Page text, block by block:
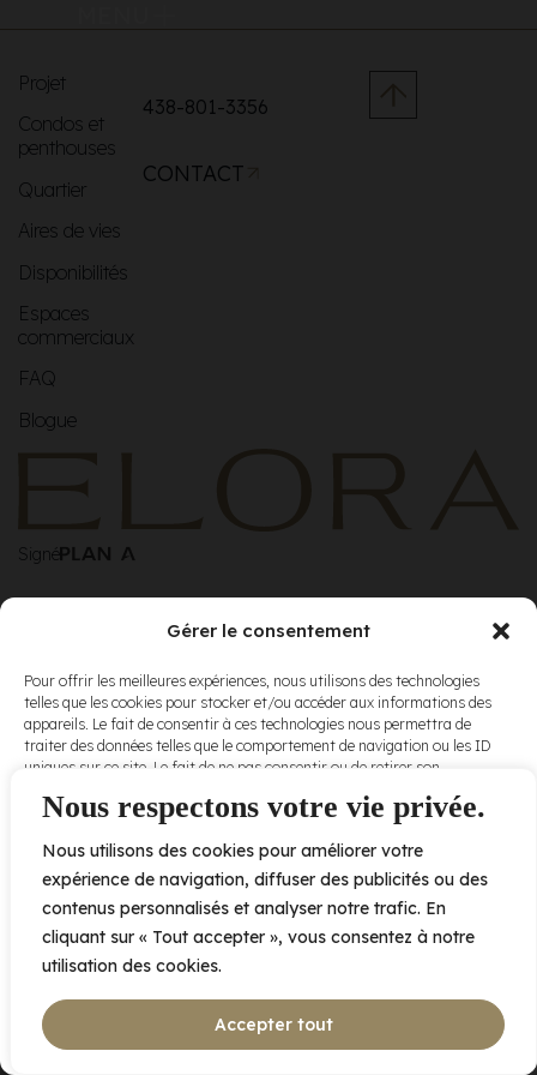
Nous respectons votre vie privée.
Nous utilisons des cookies pour améliorer votre
expérience de navigation, diffuser des publicités ou des
contenus personnalisés et analyser notre trafic. En
cliquant sur « Tout accepter », vous consentez à notre
utilisation des cookies.
Accepter tout
Gérer le consentement
Pour offrir les meilleures expériences, nous utilisons des technologies
telles que les cookies pour stocker et/ou accéder aux informations des
appareils. Le fait de consentir à ces technologies nous permettra de
traiter des données telles que le comportement de navigation ou les ID
uniques sur ce site. Le fait de ne pas consentir ou de retirer son
et fonctions.
Accepter
Refuser
Projet
Condos et
penthouses
Quartier
Aires de vies
Disponibilités
Espaces
commerciaux
FAQ
Blogue
438-801-3356
CONTACT
Signé
© Elora. Tous
droits réservés.
Voir nos
conditions
d’utilisationet
2005 av. de Bois-de-Boulogne, Laval QCH7N 0J7